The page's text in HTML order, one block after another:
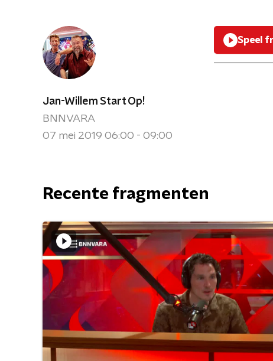
Jan-Willem Start Op!
BNNVARA
07 mei 2019 06:00 - 09:00
Speel
Recente fragmenten